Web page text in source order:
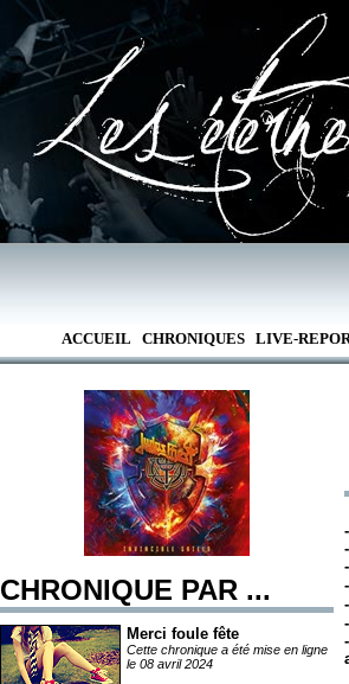
ACCUEIL CHRONIQUES LIVE-
CHRONIQUE PAR ...
Merci foule fête
Cette chronique a été mise en ligne
le 08 avril 2024